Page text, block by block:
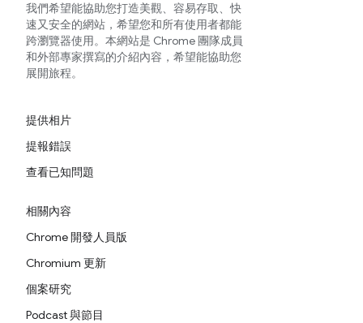
我們希望能協助您打造美觀、容易存取、快
速又安全的網站，希望您和所有使用者都能
跨瀏覽器使用。本網站是 Chrome 團隊成員
和外部專家撰寫的介紹內容，希望能協助您
展開旅程。
提供相片
提報錯誤
查看已知問題
相關內容
Chrome 開發人員版
Chromium 更新
個案研究
Podcast 與節目